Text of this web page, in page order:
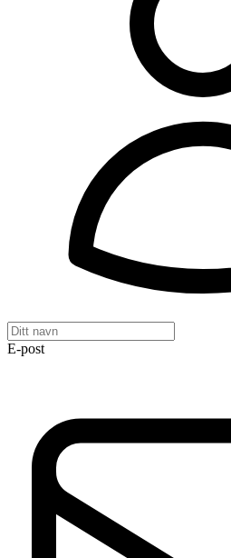
E-post